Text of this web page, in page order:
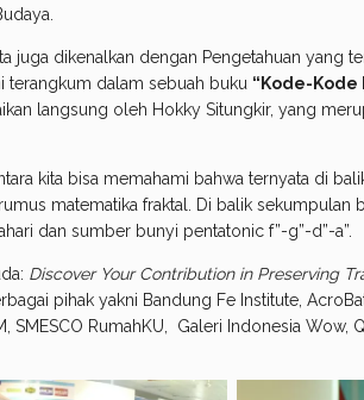
juga dikenalkan dengan Pengetahuan yang
terangkum dalam sebuah buku “Kode-Kode
langsung oleh Hokky Situngkir, yang
kita bisa memahami bahwa ternyata di
matematika fraktal. Di balik sekumpulan
dan sumber bunyi pentatonic f”-g”-d”-a”.
Discover Your Contribution in Preserving
pihak yakni Bandung Fe Institute,
SMESCO RumahKU, Galeri Indonesia Wow,